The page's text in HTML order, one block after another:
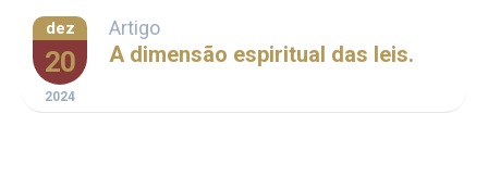
dez
20
2024
Artigo
A dimensão espiritual das leis.